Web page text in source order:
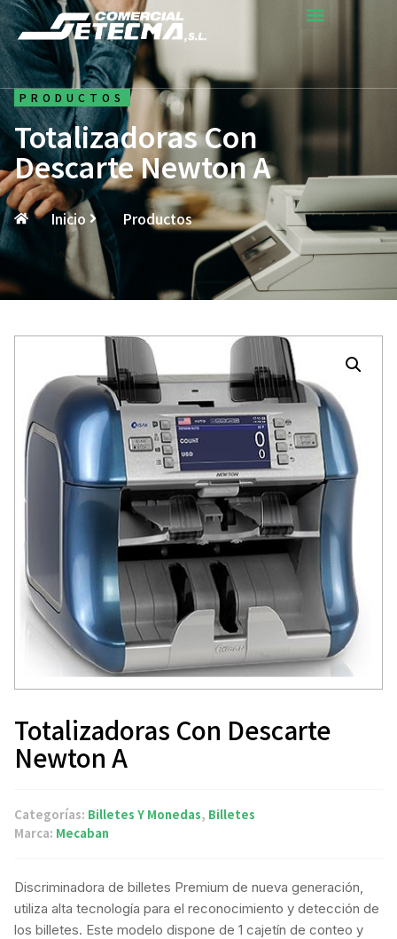
PRODUCTOS
Totalizadoras Con
Descarte Newton A
Inicio Productos
Totalizadoras Con Descarte
Newton A
Categorías: Billetes Y Monedas, Billetes
Marca: Mecaban
Discriminadora de billetes Premium de nueva generación,
utiliza alta tecnología para el reconocimiento y detección de
los billetes. Este modelo dispone de 1 cajetín de conteo y